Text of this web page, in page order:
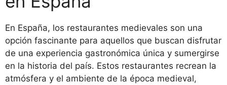
En España, los restaurantes medievales son una
opción fascinante para aquellos que buscan disfrutar
de una experiencia gastronómica única y sumergirse
en la historia del país. Estos restaurantes recrean la
atmósfera y el ambiente de la época medieval,